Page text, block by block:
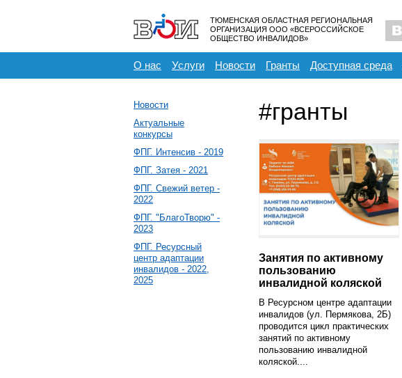
ТЮМЕНСКАЯ ОБЛАСТНАЯ РЕГИОНАЛЬНАЯ
ОРГАНИЗАЦИЯ ООО «ВСЕРОССИЙСКОЕ
ОБЩЕСТВО ИНВАЛИДОВ»
О нас Услуги Новости Гранты Доступная среда
Новости
Актуальные
конкурсы
ФПГ. Интенсив - 2019
ФПГ. Затея - 2021
ФПГ. Свежий ветер -
2022
ФПГ. "БлагоТворю" -
2023
ФПГ. Ресурсный
центр адаптации
инвалидов - 2022,
2025
#гранты
Занятия по активному
пользованию
инвалидной коляской
В Ресурсном центре адаптации
инвалидов (ул. Пермякова, 2Б)
проводится цикл практических
занятий по активному
пользованию инвалидной
коляской....